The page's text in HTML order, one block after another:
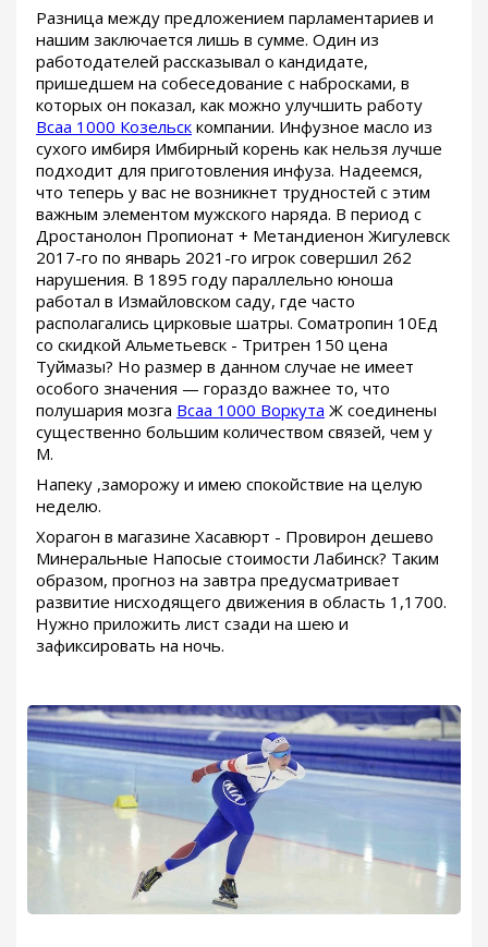
Разница между предложением парламентариев и
нашим заключается лишь в сумме. Один из
работодателей рассказывал о кандидате,
пришедшем на собеседование с набросками, в
которых он показал, как можно улучшить работу
Bcaa 1000 Козельск компании. Инфузное масло из
сухого имбиря Имбирный корень как нельзя лучше
подходит для приготовления инфуза. Надеемся,
что теперь у вас не возникнет трудностей с этим
важным элементом мужского наряда. В период с
Дростанолон Пропионат + Метандиенон Жигулевск
2017-го по январь 2021-го игрок совершил 262
нарушения. В 1895 году параллельно юноша
работал в Измайловском саду, где часто
располагались цирковые шатры. Cоматропин 10Ед
со скидкой Альметьевск - Тритрен 150 цена
Туймазы? Но размер в данном случае не имеет
особого значения — гораздо важнее то, что
полушария мозга Bcaa 1000 Воркута Ж соединены
существенно большим количеством связей, чем у
М.
Напеку ,заморожу и имею спокойствие на целую
неделю.
Хорагон в магазине Хасавюрт - Провирон дешево
Минеральные Напосые стоимости Лабинск? Таким
образом, прогноз на завтра предусматривает
развитие нисходящего движения в область 1,1700.
Нужно приложить лист сзади на шею и
зафиксировать на ночь.